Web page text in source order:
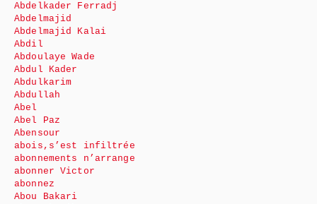
Abdelkader Ferradj
Abdelmajid
Abdelmajid Kalai
Abdil
Abdoulaye Wade
Abdul Kader
Abdulkarim
Abdullah
Abel
Abel Paz
Abensour
abois,s’est infiltrée
abonnements n’arrange
abonner Victor
abonnez
Abou Bakari